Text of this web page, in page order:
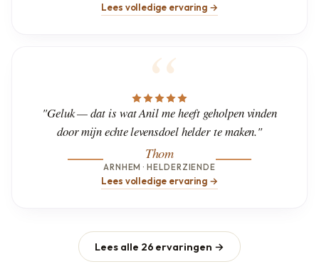
Lees volledige ervaring →
"Geluk — dat is wat Anil me heeft geholpen vinden
door mijn echte levensdoel helder te maken."
Thom
ARNHEM · HELDERZIENDE
Lees volledige ervaring →
Lees alle 26 ervaringen →